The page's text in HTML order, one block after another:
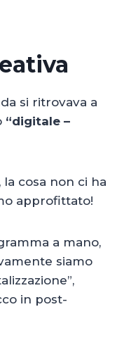
si ritrovava a
“digitale –
, la cosa non ci ha
approfittato!
a mano,
siamo
in post-